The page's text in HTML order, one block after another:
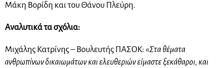
Μάκη Βορίδη και του Θάνου Πλεύρη.
Αναλυτικά τα σχόλια:
Μιχάλης Κατρίνης – Βουλευτής ΠΑΣΟΚ: «Στα θέματα
ανθρωπίνων δικαιωμάτων και ελευθεριών είμαστε ξεκάθαροι, και